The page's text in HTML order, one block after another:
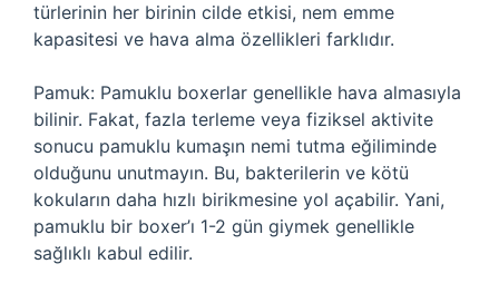
türlerinin her birinin cilde etkisi, nem emme
kapasitesi ve hava alma özellikleri farklıdır.
Pamuk: Pamuklu boxerlar genellikle hava almasıyla
bilinir. Fakat, fazla terleme veya fiziksel aktivite
sonucu pamuklu kumaşın nemi tutma eğiliminde
olduğunu unutmayın. Bu, bakterilerin ve kötü
kokuların daha hızlı birikmesine yol açabilir. Yani,
pamuklu bir boxer’ı 1-2 gün giymek genellikle
sağlıklı kabul edilir.